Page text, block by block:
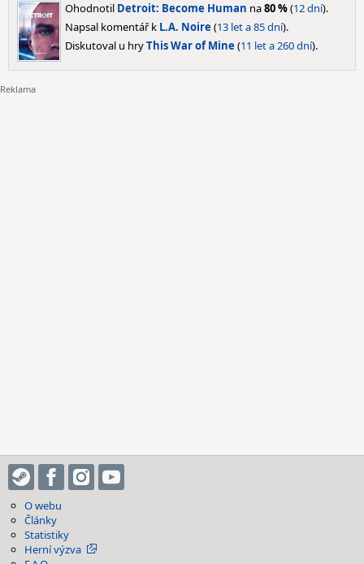
Ohodnotil Detroit: Become Human na80 %(12 dní).
Napsal komentář k L.A. Noire (13 let a 85 dní).
Diskutoval u hryThis War of Mine (11 let a 260 dní).
O webu
Články
Statistiky
Herní výzva